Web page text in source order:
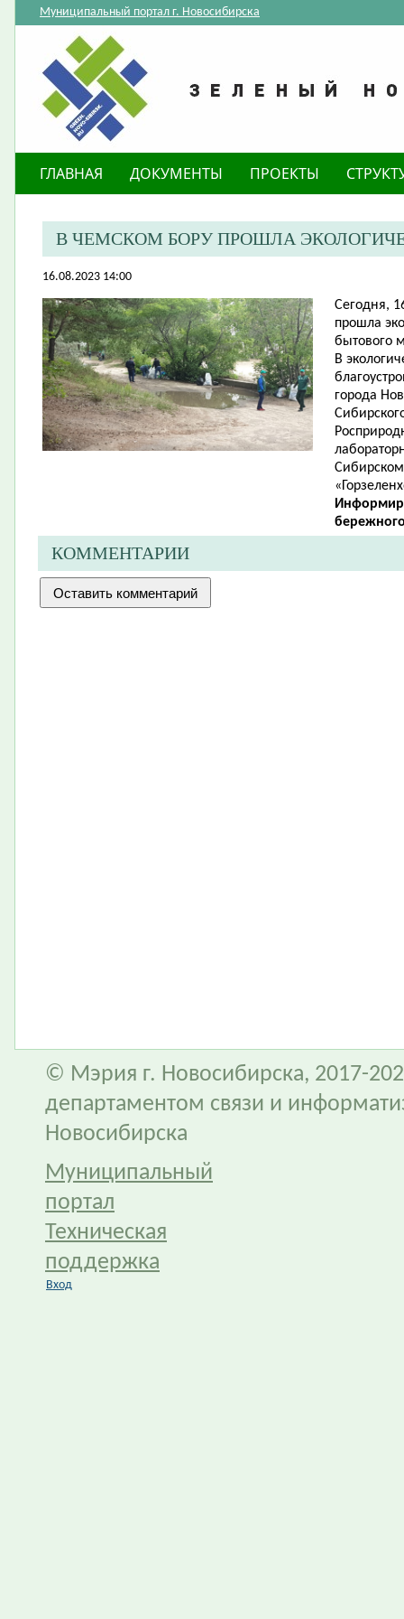
Муниципальный портал г. Новосибирска
ГЛАВНАЯ ДОКУМЕНТЫ ПРОЕКТЫ
В ЧЕМСКОМ БОРУ ПРОШЛА
16.08.2023 14:00
Сегодня,
прошла
бытового
В
города
КОММЕНТАРИИ
© Мэрия г. Новосибирска, 2017-
департаментом связи и
Новосибирска
Муниципальный
портал
Техническая
поддержка
Вход